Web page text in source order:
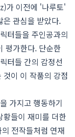
가 이전에 '나루토'
은 관심을 받았다.
터들을 주인공과의
평가한다. 단순한
터들 간의 감정선
이 이 작품의 강점
가지고 행동하기
황들이 재미를 더한
전작들처럼 연재